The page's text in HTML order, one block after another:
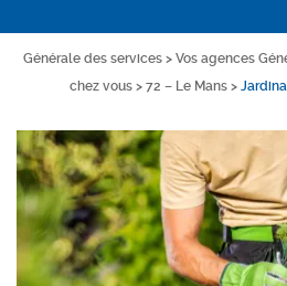
Générale des services> Vos agences
chez vous > 72 – Le Mans >